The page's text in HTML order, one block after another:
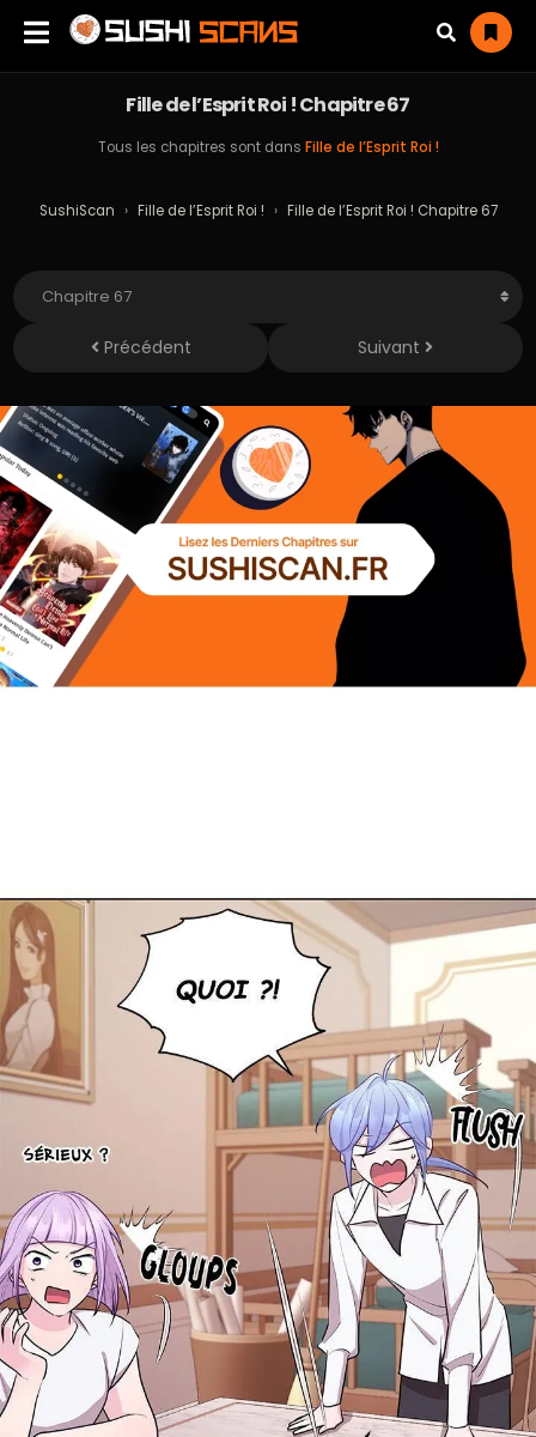
Fille de l’Esprit Roi ! Chapitre 67
Tous les chapitres sont dans Fille de l’Esprit Roi !
SushiScan › Fille de l’Esprit Roi ! › Fille de l’Esprit Roi ! Chapitre 67
Précédent Suivant